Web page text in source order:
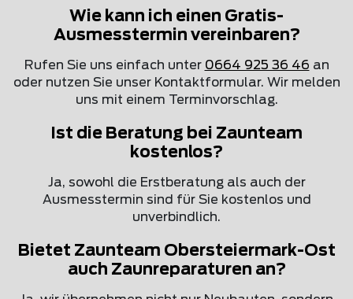
Wie kann ich einen Gratis-
Ausmesstermin vereinbaren?
Rufen Sie uns einfach unter 0664 925 36 46 an
oder nutzen Sie unser Kontaktformular. Wir melden
uns mit einem Terminvorschlag.
Ist die Beratung bei Zaunteam
kostenlos?
Ja, sowohl die Erstberatung als auch der
Ausmesstermin sind für Sie kostenlos und
unverbindlich.
Bietet Zaunteam Obersteiermark-Ost
auch Zaunreparaturen an?